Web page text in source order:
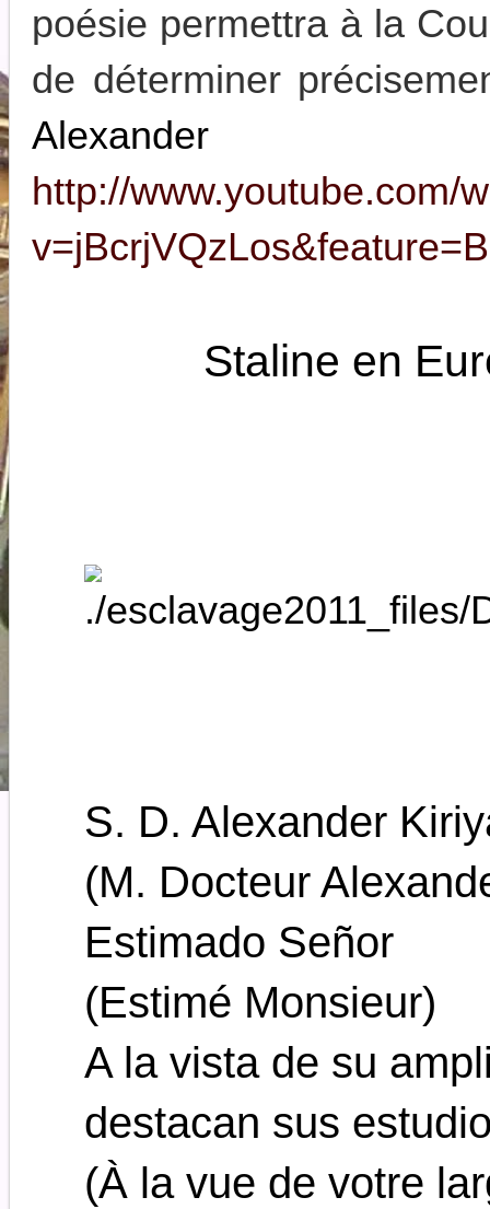
poésie permettra à la
de déterminer
Alexander
http://www.youtube.com/
Staline en
S. D. Alexander
(M. Docteur
Estimado Señor
(Estimé Monsieur)
A la vista de su
destacan sus
(À la vue de votre